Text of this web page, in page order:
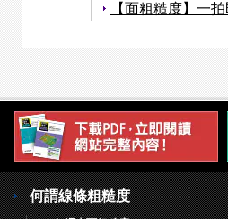
【面粗糙度】一
何謂線條粗糙度